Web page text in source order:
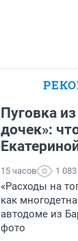
Пуговка
дочек»:
15 часов 1 083
«Расходы на
как
автодоме из
фото